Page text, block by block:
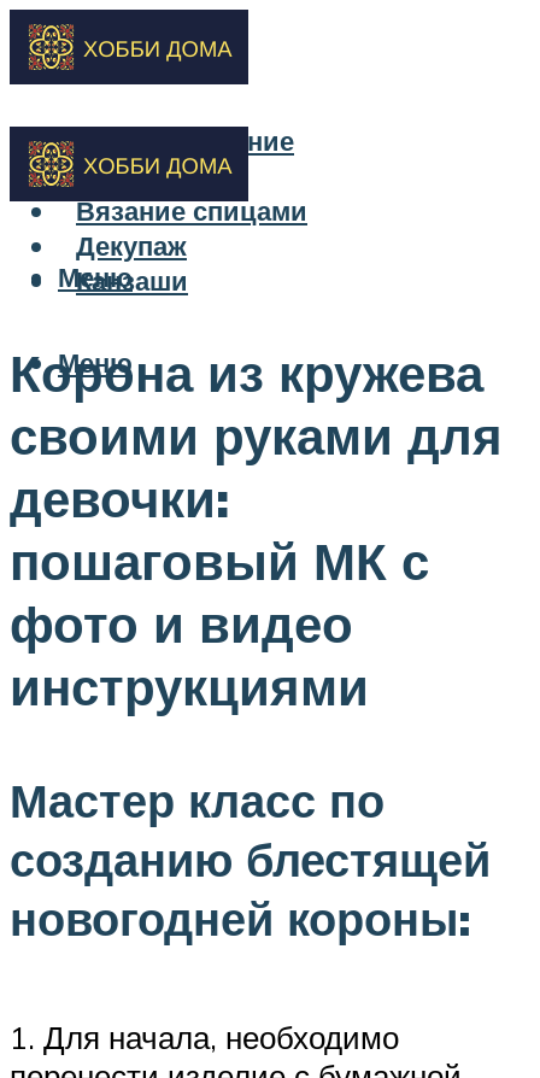
Бисероплетение
Вышивка
Вязание спицами
Декупаж
Канзаши
Меню
Меню
Корона из кружева
своими руками для
девочки:
пошаговый МК с
фото и видео
инструкциями
Мастер класс по
созданию блестящей
новогодней короны:
1. Для начала, необходимо